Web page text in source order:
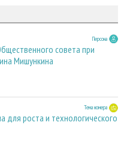
Персона
совета при
Мишункина
Тема номера
для роста и технологического